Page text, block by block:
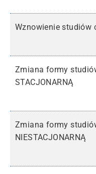
Wznowienie studiów
Zmiana formy
STACJONARNĄ
Zmiana formy
NIESTACJONARNĄ